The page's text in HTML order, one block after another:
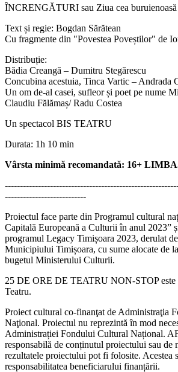
ÎNCRENGĂTURI sau Ziua cea buruienoasă
Text și regie: Bogdan Sărătean
Cu fragmente din "Povestea Poveștilor" de
Distribuție:
Bădia Creangă – Dumitru Stegărescu
Concubina acestuia, Tinca Vartic – Andrada
Un om de-al casei, sufleor și poet pe nume
Claudiu Fălămaș/ Radu Costea
Un spectacol BIS TEATRU
Durata: 1h 10 min
Vârsta minimă recomandată: 16+
---------------------------
Proiectul face parte din Programul cultural
Capitală Europeană a Culturii în anul 2023”
programul Legacy Timișoara 2023, derulat
Municipiului Timișoara, cu sume alocate de
bugetul Ministerului Culturii.
25 DE ORE DE TEATRU NON-STOP este
Teatru.
Proiect cultural co-finanţat de Administraţia
Naţional. Proiectul nu reprezintă în mod
Administrației Fondului Cultural Național.
responsabilă de conținutul proiectului sau de
rezultatele proiectului pot fi folosite. Acestea
responsabilitatea beneficiarului finanțării.